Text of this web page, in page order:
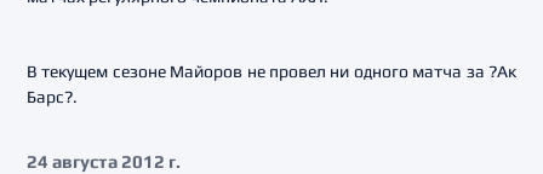
В текущем сезоне Майоров не провел ни одного матча за ?Ак
Барс?.
24 августа 2012 г.